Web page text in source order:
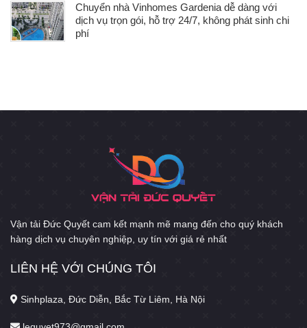
Chuyển nhà Vinhomes Gardenia dễ dàng với
dịch vụ trọn gói, hỗ trợ 24/7, không phát sinh chi
phí
Vận tải Đức Quyết cam kết mạnh mẽ mang đến cho quý khách
hàng dịch vụ chuyên nghiệp, uy tín với giá rẻ nhất
LIÊN HỆ VỚI CHÚNG TÔI
Sinhplaza, Đức Diễn, Bắc Từ Liêm, Hà Nội